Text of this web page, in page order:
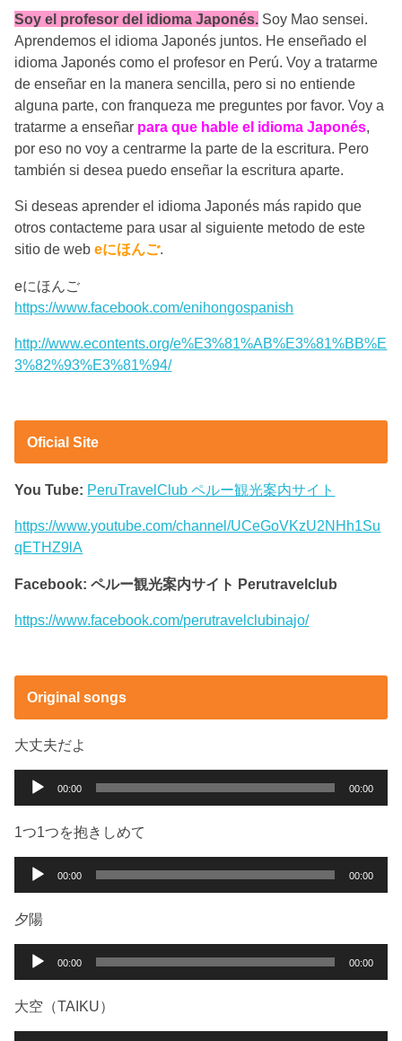
Soy el profesor del idioma Japonés. Soy Mao sensei.
Aprendemos el idioma Japonés juntos. He enseñado el
idioma Japonés como el profesor en Perú. Voy a tratarme
de enseñar en la manera sencilla, pero si no entiende
alguna parte, con franqueza me preguntes por favor. Voy a
tratarme a enseñar para que hable el idioma Japonés,
por eso no voy a centrarme la parte de la escritura. Pero
también si desea puedo enseñar la escritura aparte.
Si deseas aprender el idioma Japonés más rapido que
otros contacteme para usar al siguiente metodo de este
sitio de webeにほんご.
eにほんご
https://www.facebook.com/enihongospanish
http://www.econtents.org/e%E3%81%AB%E3%81%BB%E
3%82%93%E3%81%94/
Oficial Site
You Tube: PeruTravelClub ペルー観光案内サイト
https://www.youtube.com/channel/UCeGoVKzU2NHh1Su
qETHZ9lA
Facebook: ペルー観光案内サイト Perutravelclub
https://www.facebook.com/perutravelclubinajo/
Original songs
大丈夫だよ
プ
ー
00:00 00:00
1つ1つを抱きしめて
プ
ー
00:00 00:00
夕陽
プ
00:00 00:00
大空（TAIKU）